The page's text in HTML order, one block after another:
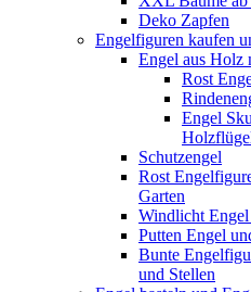
Deko Zapfen
Engelfiguren kaufen
Engel aus Holz
Rost
Engel
Schutzengel
Rost
Garten
Windlicht
Putten Engel
Bunte
und Stellen